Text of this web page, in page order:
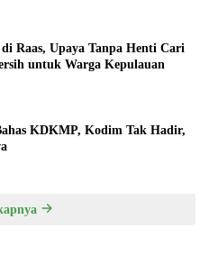
Raas, Upaya Tanpa Henti Cari
untuk Warga Kepulauan
KDKMP, Kodim Tak Hadir,